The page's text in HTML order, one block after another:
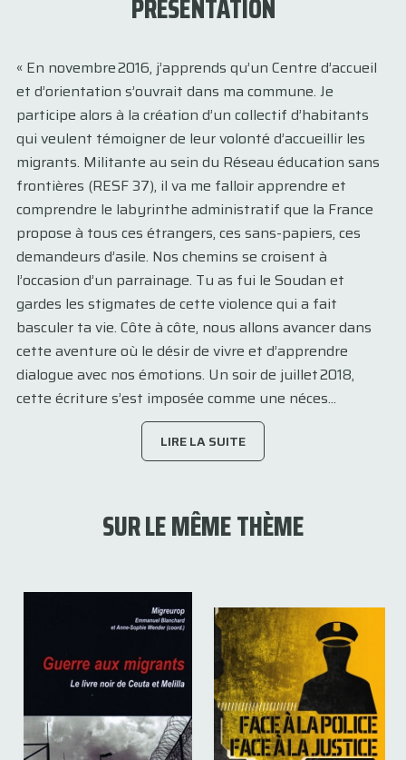
PRÉSENTATION
« En novembre 2016, j’apprends qu’un Centre d’accueil
et d’orientation s’ouvrait dans ma commune. Je
participe alors à la création d’un collectif d’habitants
qui veulent témoigner de leur volonté d’accueillir les
migrants. Militante au sein du Réseau éducation sans
frontières (RESF 37), il va me falloir apprendre et
comprendre le labyrinthe administratif que la France
propose à tous ces étrangers, ces sans-papiers, ces
demandeurs d’asile. Nos chemins se croisent à
l’occasion d’un parrainage. Tu as fui le Soudan et
gardes les stigmates de cette violence qui a fait
basculer ta vie. Côte à côte, nous allons avancer dans
cette aventure où le désir de vivre et d’apprendre
dialogue avec nos émotions. Un soir de juillet 2018,
cette écriture s’est imposée comme une néces...
LIRE LA SUITE
SUR LE MÊME THÈME